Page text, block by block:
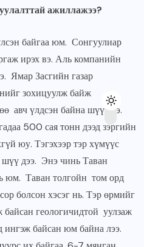
ажиллажээ?
байгаа юм. Сонгуулиар
ирэх вэ. Аль компанийн
Ямар Засгийн газар
зохицуулж байж
авч үлдсэн байна шүү дээ.
500 сая тонн дээд зэргийн
юу. Тэгэхээр тэр хүмүүс
шүү дээ. Энэ чинь Таван
юм. Таван толгойн том орд
болсон хэсэг нь. Тэр өрмийг
геологичидтой уулзаж
ингэж байсан юм байна лээ.